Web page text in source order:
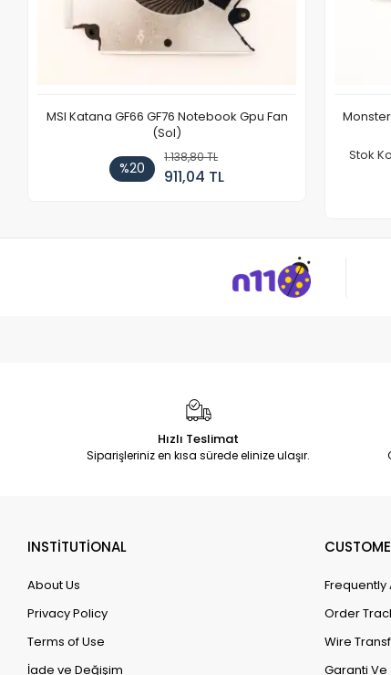
MSI Katana GF66 GF76 Notebook Gpu Fan
(Sol)
%20
1.138,80 TL
911,04 TL
Stok
Hızlı Teslimat
Siparişleriniz en kısa sürede elinize ulaşır.
INSTİTUTİONAL
About Us
Privacy Policy
Terms of Use
İade ve Değişim
Frequently
Order
Wire
Garanti Ve